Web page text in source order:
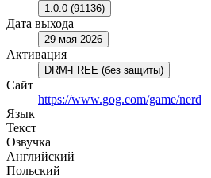
1.0.0 (91136)
Дата выхода
29 мая 2026
Активация
DRM-FREE (без защиты)
Сайт
https://www.gog.com/game/nerd
Язык
Текст
Озвучка
Английский
Польский